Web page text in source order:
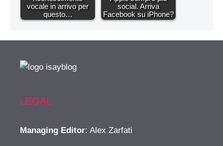
vocale in arrivo per
questo…
social. Arriva
Facebook su iPhone?
LEGAL
Managing Editor: Alex Zarfati